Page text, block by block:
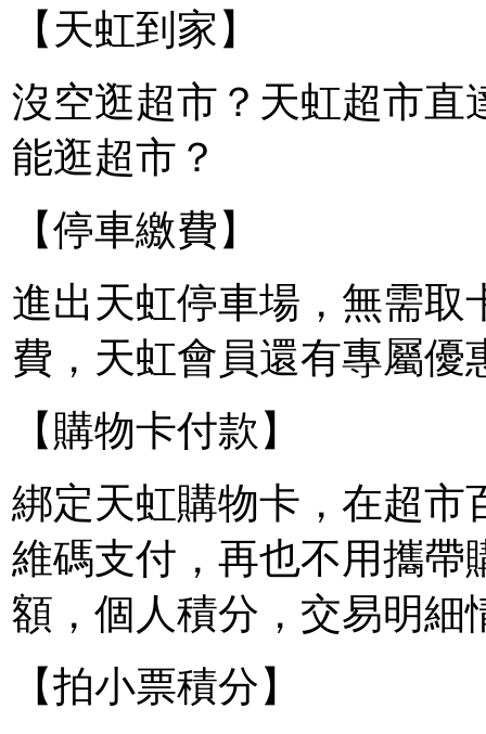
【天虹到家】
沒空逛超市？天虹超市直
能逛超市？
【停車繳費】
進出天虹停車場，無需取
費，天虹會員還有專屬優
【購物卡付款】
綁定天虹購物卡，在超市
維碼支付，再也不用攜帶
額，個人積分，交易明細
【拍小票積分】